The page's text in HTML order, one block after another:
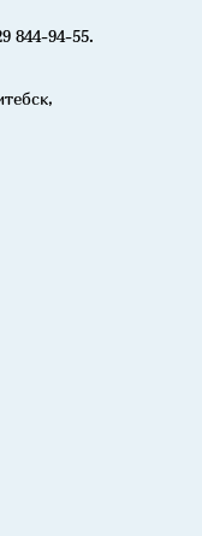
844-94-55.